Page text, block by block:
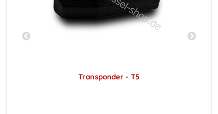
Transponder - T5